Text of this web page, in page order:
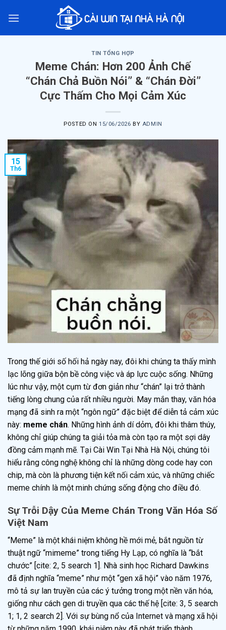
TIN TỔNG HỢP
Meme Chán: Hơn 200 Ảnh Chế
“Chán Chả Buồn Nói” & “Chán Đời”
Cực Thấm Cho Mọi Cảm Xúc
POSTED ON 15/06/2026 BY ADMIN
15
Th6
Trong thế giới số hối hả ngày nay, đôi khi chúng ta thấy mình
lạc lõng giữa bộn bề công việc và áp lực cuộc sống. Những
lúc như vậy, một cụm từ đơn giản như “chán” lại trở thành
tiếng lòng chung của rất nhiều người. May mắn thay, văn hóa
mạng đã sinh ra một “ngôn ngữ” đặc biệt để diễn tả cảm xúc
này: meme chán. Những hình ảnh dí dỏm, đôi khi thâm thúy,
không chỉ giúp chúng ta giải tỏa mà còn tạo ra một sợi dây
đồng cảm mạnh mẽ. Tại Cài Win Tại Nhà Hà Nội, chúng tôi
hiểu rằng công nghệ không chỉ là những dòng code hay con
chip, mà còn là phương tiện kết nối cảm xúc, và những chiếc
meme chính là một minh chứng sống động cho điều đó.
Sự Trỗi Dậy Của Meme Chán Trong Văn Hóa Số
Việt Nam
“Meme” là một khái niệm không hề mới mẻ, bắt nguồn từ
thuật ngữ “mimeme” trong tiếng Hy Lạp, có nghĩa là “bắt
chước” [cite: 2, 5 search 1]. Nhà sinh học Richard Dawkins
đã định nghĩa “meme” như một “gen xã hội” vào năm 1976,
mô tả sự lan truyền của các ý tưởng trong một nền văn hóa,
giống như cách gen di truyền qua các thế hệ [cite: 3, 5 search
1; 1, 2 search 2]. Với sự bùng nổ của Internet và mạng xã hội